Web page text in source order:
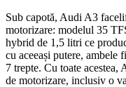
Sub capotă, Audi A3
motorizare: modelul 35
hybrid de 1,5 litri ce
cu aceeași putere, ambele
7 trepte. Cu toate
de motorizare, inclusiv o